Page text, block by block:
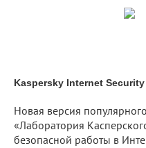
Kaspersky Internet Security
Новая версия
«Лаборатория
безопасной работы в